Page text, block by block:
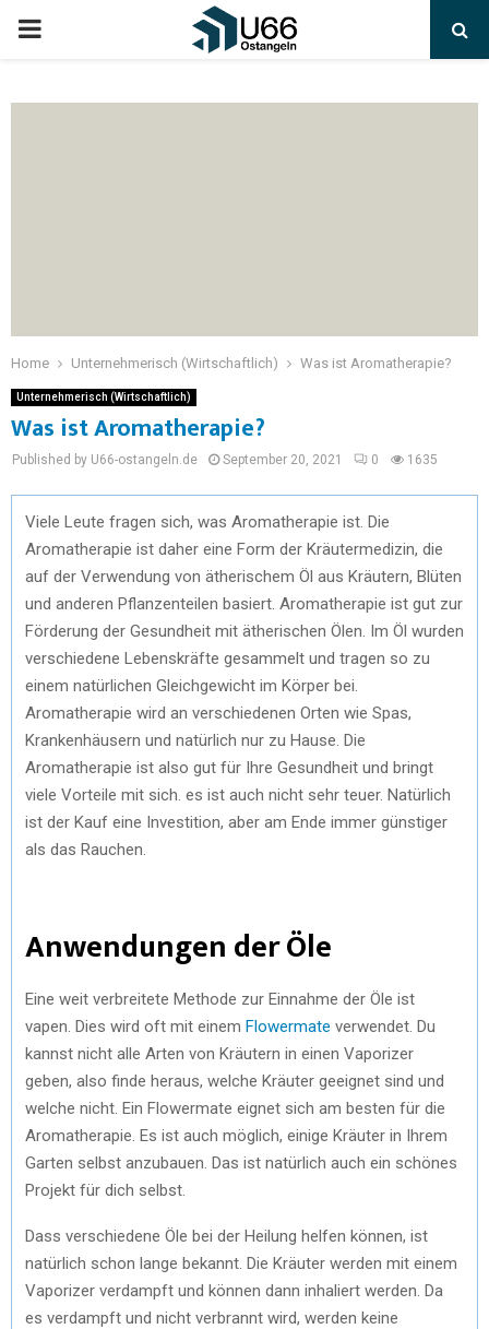
Home Unternehmerisch (Wirtschaftlich) Was ist Aromatherapie?
Unternehmerisch (Wirtschaftlich)
Was ist Aromatherapie?
Published by U66-ostangeln.de September 20, 2021 0 1635
Viele Leute fragen sich, was Aromatherapie ist. Die
Aromatherapie ist daher eine Form der Kräutermedizin, die
auf der Verwendung von ätherischem Öl aus Kräutern, Blüten
und anderen Pflanzenteilen basiert. Aromatherapie ist gut zur
Förderung der Gesundheit mit ätherischen Ölen. Im Öl wurden
verschiedene Lebenskräfte gesammelt und tragen so zu
einem natürlichen Gleichgewicht im Körper bei.
Aromatherapie wird an verschiedenen Orten wie Spas,
Krankenhäusern und natürlich nur zu Hause. Die
Aromatherapie ist also gut für Ihre Gesundheit und bringt
viele Vorteile mit sich. es ist auch nicht sehr teuer. Natürlich
ist der Kauf eine Investition, aber am Ende immer günstiger
als das Rauchen.
Anwendungen der Öle
Eine weit verbreitete Methode zur Einnahme der Öle ist
vapen. Dies wird oft mit einem Flowermate verwendet. Du
kannst nicht alle Arten von Kräutern in einen Vaporizer
geben, also finde heraus, welche Kräuter geeignet sind und
welche nicht. Ein Flowermate eignet sich am besten für die
Aromatherapie. Es ist auch möglich, einige Kräuter in Ihrem
Garten selbst anzubauen. Das ist natürlich auch ein schönes
Projekt für dich selbst.
Dass verschiedene Öle bei der Heilung helfen können, ist
natürlich schon lange bekannt. Die Kräuter werden mit einem
Vaporizer verdampft und können dann inhaliert werden. Da
es verdampft und nicht verbrannt wird, werden keine